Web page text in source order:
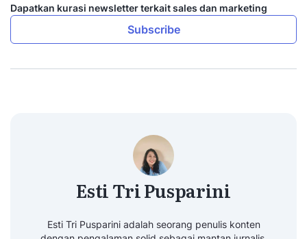
Dapatkan kurasi newsletter terkait sales dan marketing
Subscribe
Esti Tri Pusparini
Esti Tri Pusparini adalah seorang penulis konten